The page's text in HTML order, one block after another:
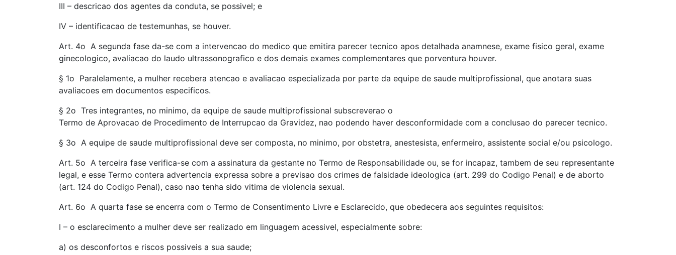
III – descricao dos agentes da conduta, se possivel; e
IV – identificacao de testemunhas, se houver.
Art. 4o A segunda fase da-se com a intervencao do medico que emitira parecer tecnico apos detalhada anamnese, exame fisico geral, exame
ginecologico, avaliacao do laudo ultrassonografico e dos demais exames complementares que porventura houver.
§ 1o Paralelamente, a mulher recebera atencao e avaliacao especializada por parte da equipe de saude multiprofissional, que anotara suas
avaliacoes em documentos especificos.
§ 2o Tres integrantes, no minimo, da equipe de saude multiprofissional subscreverao o
Termo de Aprovacao de Procedimento de Interrupcao da Gravidez, nao podendo haver desconformidade com a conclusao do parecer tecnico.
§ 3o A equipe de saude multiprofissional deve ser composta, no minimo, por obstetra, anestesista, enfermeiro, assistente social e/ou psicologo.
Art. 5o A terceira fase verifica-se com a assinatura da gestante no Termo de Responsabilidade ou, se for incapaz, tambem de seu representante
legal, e esse Termo contera advertencia expressa sobre a previsao dos crimes de falsidade ideologica (art. 299 do Codigo Penal) e de aborto
(art. 124 do Codigo Penal), caso nao tenha sido vitima de violencia sexual.
Art. 6o A quarta fase se encerra com o Termo de Consentimento Livre e Esclarecido, que obedecera aos seguintes requisitos:
I – o esclarecimento a mulher deve ser realizado em linguagem acessivel, especialmente sobre:
a) os desconfortos e riscos possiveis a sua saude;